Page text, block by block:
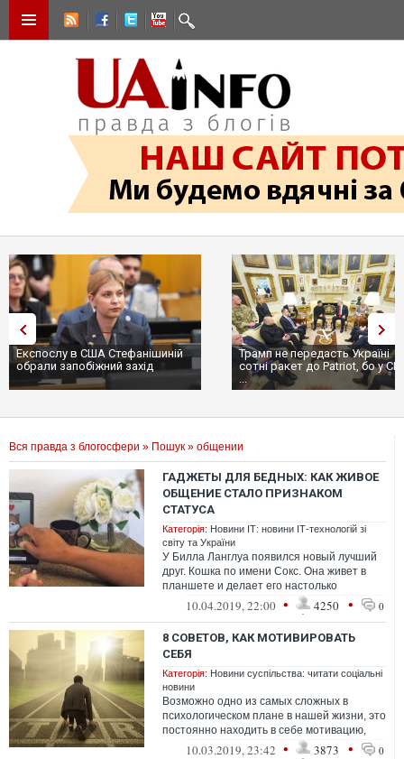
Експослу в США Стефанішиній
обрали запобіжний захід
Трамп не передасть Україні
сотні ракет до Patriot, бо у
...
Вся правда з блогосфери » Пошук » общении
ГАДЖЕТЫ ДЛЯ БЕДНЫХ: КАК ЖИВОЕ
ОБЩЕНИЕ СТАЛО ПРИЗНАКОМ
СТАТУСА
Категорія: Новини ІТ: новини ІТ-технологій зі
світу та України
У Билла Ланглуа появился новый лучший
друг. Кошка по имени Сокс. Она живет в
планшете и делает его настолько
счастливым, что он плачет, когда
10.04.2019, 22:00 • 4250 • 0
8 СОВЕТОВ, КАК МОТИВИРОВАТЬ
СЕБЯ
Категорія: Новини суспільства: читати соціальні
новини
Возможно одно из самых сложных в
психологическом плане в нашей жизни, это
постоянно находить в себе мотивацию,
ведь на пути к успеху появляется множес...
10.03.2019, 23:42 • 3873 • 0